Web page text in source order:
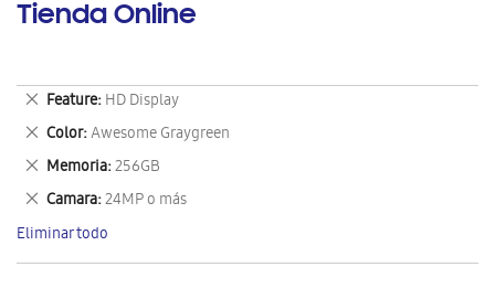
Tienda Online
Feature HD Display
Eliminar
este
artículo
Color Awesome Graygreen
Eliminar
este
artículo
Memoria 256GB
Eliminar
este
artículo
Camara 24MP o más
Eliminar
este
artículo
Eliminar todo